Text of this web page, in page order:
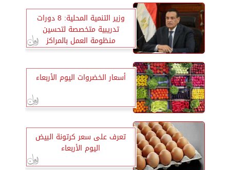
وزير التنمية المحلية: 8 دورات
تدريبية متخصصة لتحسين
منظومة العمل بالمراكز
التكنولوجية بالمحافظات
أسعار الخضروات اليوم الأربعاء
تعرف على سعر كرتونة البيض
اليوم الأربعاء